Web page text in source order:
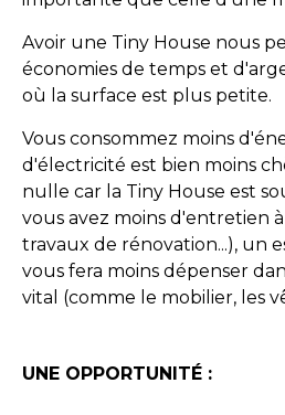
Avoir une Tiny House nous
économies de temps et
où la surface est plus petite.
Vous consommez moins
d'électricité est bien moins
nulle car la Tiny House est
vous avez moins d'entretien
travaux de rénovation...), un
vous fera moins dépenser
vital (comme le mobilier, les
UNE OPPORTUNITÉ :